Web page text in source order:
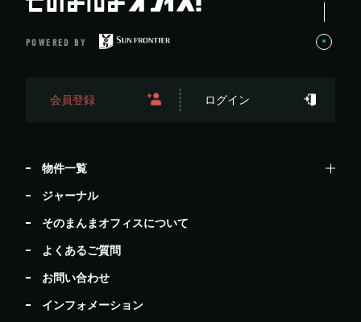
POWERED BY
会員登録 ログイン
物件一覧
ジャーナル
そのまんまオフィスについて
よくあるご質問
お問い合わせ
インフォメーション